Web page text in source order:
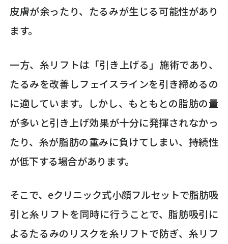
皮膚が余ったり、たるみが生じる可能性があり
ます。
一方、糸リフトは「引き上げる」施術であり、
たるみを改善しフェイスラインを引き締めるの
に適しています。しかし、もともとの脂肪の量
が多いと引き上げ効果が十分に発揮されなかっ
たり、糸が脂肪の重みに負けてしまい、持続性
が低下する場合があります。
そこで、eクリニック式小顔フルセットで脂肪吸
引と糸リフトを同時に行うことで、脂肪吸引に
よるたるみのリスクを糸リフトで防ぎ、糸リフ